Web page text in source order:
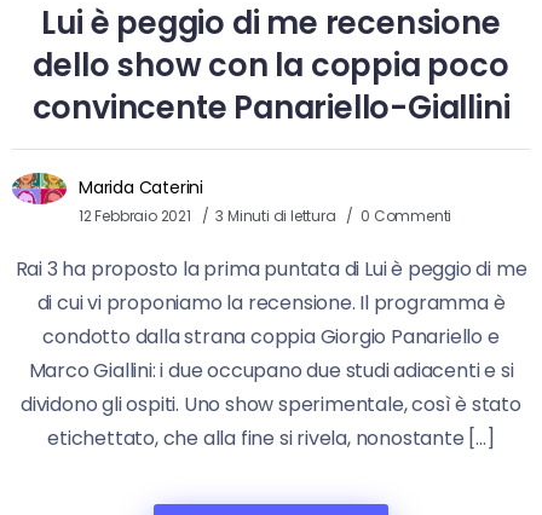
Lui è peggio di me recensione
dello show con la coppia poco
convincente Panariello-Giallini
Marida Caterini
12 Febbraio 2021 3 Minuti di lettura 0 Commenti
Rai 3 ha proposto la prima puntata di Lui è peggio di me
di cui vi proponiamo la recensione. Il programma è
condotto dalla strana coppia Giorgio Panariello e
Marco Giallini: i due occupano due studi adiacenti e si
dividono gli ospiti. Uno show sperimentale, così è stato
etichettato, che alla fine si rivela, nonostante […]